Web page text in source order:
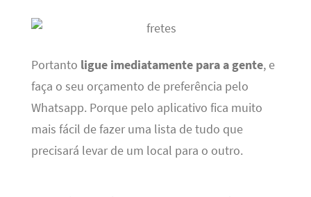
Portanto ligue imediatamente para a gente, e
faça o seu orçamento de preferência pelo
Whatsapp. Porque pelo aplicativo fica muito
mais fácil de fazer uma lista de tudo que
precisará levar de um local para o outro.